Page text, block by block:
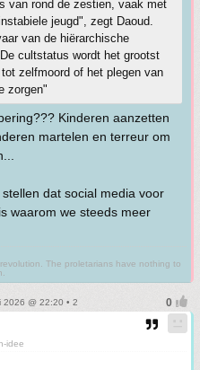
van rond de zestien, vaak met
jeugd", zegt Daoud.
van de hiërarchische
cultstatus wordt het grootst
zelfmoord of het plegen van
zorgen"
Kinderen aanzetten
martelen en terreur om
dat social media voor
waarom we steeds meer
The proletarians have nothing to
2026 @ 22:20 • 2
idee